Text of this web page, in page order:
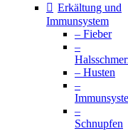
Erkältung und
Immunsystem
– Fieber
–
– Husten
–
–
Schnupfen